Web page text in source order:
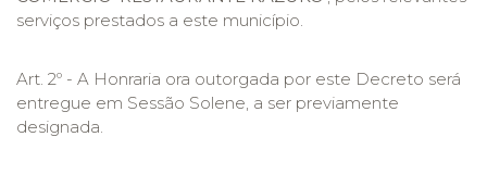
serviços prestados a este município.
Art. 2º - A Honraria ora outorgada por este Decreto será
entregue em Sessão Solene, a ser previamente
designada.